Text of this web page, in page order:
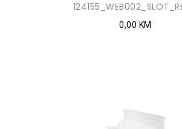
0,00 KM